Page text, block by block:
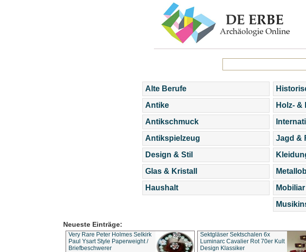
Alte Berufe
Antike
Antikschmuck
Antikspielzeug
Design & Stil
Glas & Kristall
Haushalt
Holz- &
Jagd &
Neueste Einträge:
Very Rare Peter Holmes Selkirk
Paul Ysart Style Paperweight /
Briefbeschwerer
Sektgläser Sektschalen 6x
Luminarc Cavalier Rot 70er Kult
Design Klassiker